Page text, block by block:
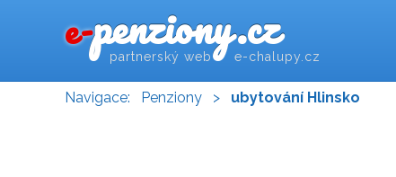
e-penziony.cz
partnerský web e-chalupy.cz
Navigace: Penziony > ubytování Hlinsko